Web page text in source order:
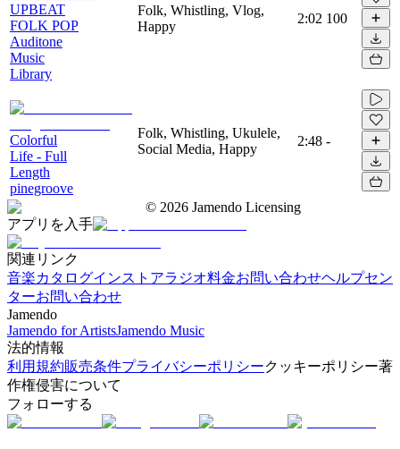
UPBEAT
FOLK POP
Auditone
Music
Library
Folk, Whistling, Vlog,
Happy
2:02 100
Colorful
Life - Full
Length
pinegroove
Folk, Whistling, Ukulele,
Social Media, Happy
2:48 -
© 2026 Jamendo Licensing
アプリを入手
関連リンク
音楽カタログインストアラジオ料金お問い合わせヘルプセン
ターお問い合わせ
Jamendo
Jamendo for ArtistsJamendo Music
法的情報
利用規約販売条件プライバシーポリシークッキーポリシー著
作権侵害について
フォローする